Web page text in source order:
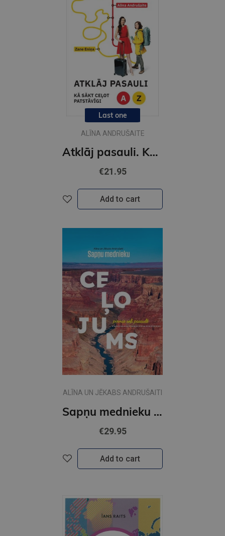
Last one
ALĪNA ANDRUŠAITE
Atklāj pasauli. Kā sākt ceļot patstāvīgi
€21.95
Add to cart
ALĪNA UN JĒKABS ANDRUŠAITI
Sapņu mednieku ceļojums. Pirmie soļi pasaulē
€29.95
Add to cart